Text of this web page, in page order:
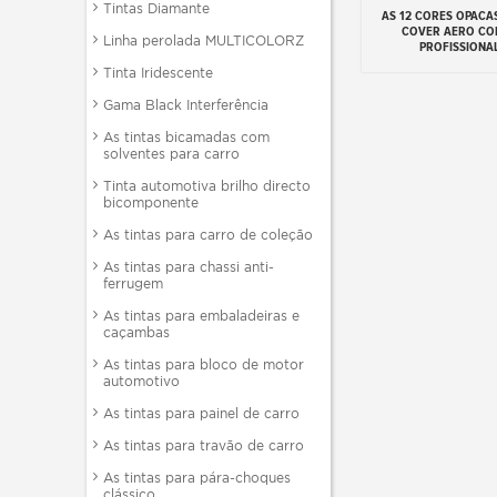
Tintas Diamante
Linha perolada MULTICOLORZ
Tinta Iridescente
Gama Black Interferência
As tintas bicamadas com
solventes para carro
Tinta automotiva brilho directo
bicomponente
As tintas para carro de coleção
As tintas para chassi anti-
ferrugem
As tintas para embaladeiras e
caçambas
As tintas para bloco de motor
automotivo
As tintas para painel de carro
As tintas para travão de carro
As tintas para pára-choques
Adicionar ao
AS 12 CORES
COVER AERO